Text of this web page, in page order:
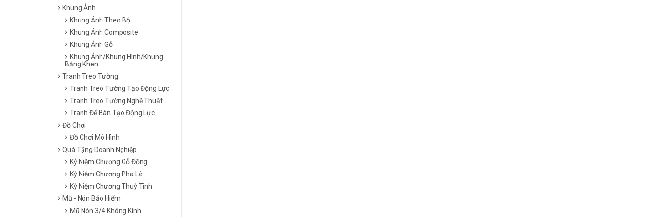
Khung Ảnh
Khung Ảnh Theo Bộ
Khung Ảnh Composite
Khung Ảnh Gỗ
Khung Ảnh/Khung Hình/Khung
Bằng Khen
Tranh Treo Tường
Tranh Treo Tường Tạo Động Lực
Tranh Treo Tường Nghệ Thuật
Tranh Để Bàn Tạo Động Lực
Đồ Chơi
Đồ Chơi Mô Hình
Quà Tặng Doanh Nghiệp
Kỷ Niệm Chương Gỗ Đồng
Kỷ Niệm Chương Pha Lê
Kỷ Niệm Chương Thuỷ Tinh
Mũ - Nón Bảo Hiểm
Mũ Nón 3/4 Không Kính